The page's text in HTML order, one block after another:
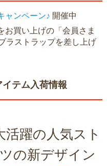
ャンペーン♪ 開催中
お買い上げの「会員さま
ラストラップを差し上げ
テム入荷情報
躍の人気スト
の新デザイン